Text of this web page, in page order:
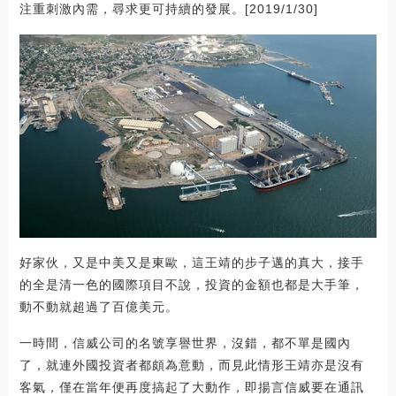
注重刺激內需，尋求更可持續的發展。[2019/1/30]
好家伙，又是中美又是東歐，這王靖的步子邁的真大，接手
的全是清一色的國際項目不說，投資的金額也都是大手筆，
動不動就超過了百億美元。
一時間，信威公司的名號享譽世界，沒錯，都不單是國內
了，就連外國投資者都頗為意動，而見此情形王靖亦是沒有
客氣，僅在當年便再度搞起了大動作，即揚言信威要在通訊